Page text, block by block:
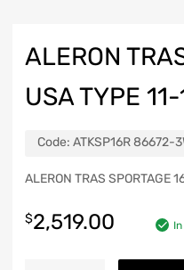
ALERON
USA TYPE
Code: ATKSP16R 86672-
ALERON TRAS SPORTAGE
$2,519.00